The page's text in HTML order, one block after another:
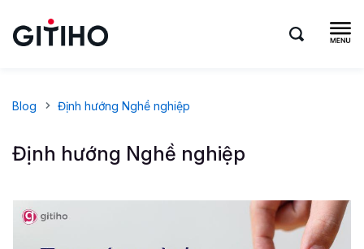
Blog Định hướng Nghề nghiệp
Định hướng Nghề nghiệp